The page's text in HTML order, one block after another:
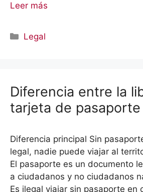
Leer más
Categorías
Legal
Diferencia entre la
tarjeta de pasaporte
Diferencia principal Sin
legal, nadie puede viajar al
El pasaporte es un documento
a ciudadanos y no ciudadanos
Es ilegal viajar sin pasaporte en